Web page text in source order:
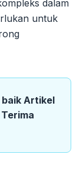
dalam
untuk
Artikel
Terima